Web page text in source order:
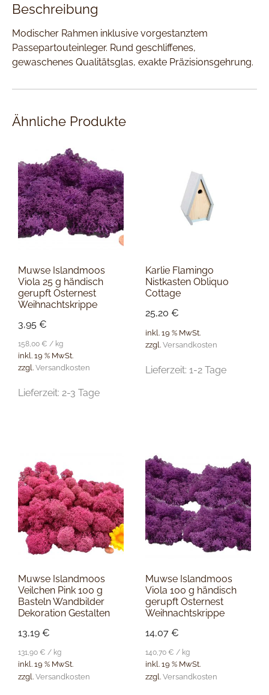
Beschreibung
Modischer Rahmen inklusive vorgestanztem
Passepartouteinleger. Rund geschliffenes,
gewaschenes Qualitätsglas, exakte Präzisionsgehrung.
Ähnliche Produkte
Muwse Islandmoos
Viola 25 g händisch
gerupft Osternest
Weihnachtskrippe
3,95 €
158,00 € / kg
inkl. 19 % MwSt.
zzgl. Versandkosten
Lieferzeit: 2-3 Tage
Karlie Flamingo
Nistkasten Obliquo
Cottage
25,20€
inkl. 19 % MwSt.
zzgl.Versandkosten
Lieferzeit:1-2 Tage
Muwse Islandmoos
Veilchen Pink 100 g
Basteln Wandbilder
Dekoration Gestalten
13,19 €
131,90 € / kg
inkl. 19 % MwSt.
zzgl. Versandkosten
Muwse Islandmoos
Viola 100 g händisch
gerupft Osternest
Weihnachtskrippe
14,07€
140,70€ / kg
inkl. 19 % MwSt.
zzgl.Versandkosten